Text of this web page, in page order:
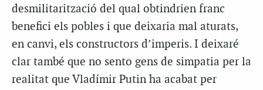
desmilitarització del qual obtindrien franc
benefici els pobles i que deixaria mal aturats,
en canvi, els constructors d’imperis. I deixaré
clar també que no sento gens de simpatia per la
realitat que Vladímir Putin ha acabat per